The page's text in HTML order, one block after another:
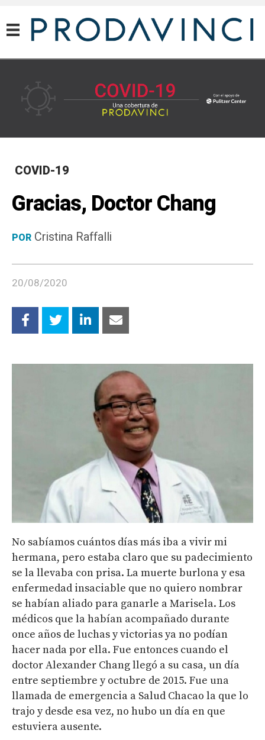
COVID-19
COVID-19
Gracias, Doctor Chang
POR Cristina Raffalli
20/08/2020
No sabíamos cuántos días más iba a vivir mi
hermana, pero estaba claro que su padecimiento
se la llevaba con prisa. La muerte burlona y esa
enfermedad insaciable que no quiero nombrar
se habían aliado para ganarle a Marisela. Los
médicos que la habían acompañado durante
once años de luchas y victorias ya no podían
hacer nada por ella. Fue entonces cuando el
doctor Alexander Chang llegó a su casa, un día
entre septiembre y octubre de 2015. Fue una
llamada de emergencia a Salud Chacao la que lo
trajo y desde esa vez, no hubo un día en que
estuviera ausente.